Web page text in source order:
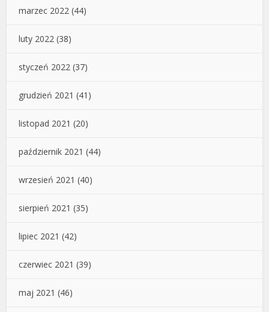
marzec 2022 (44)
luty 2022 (38)
styczeń 2022 (37)
grudzień 2021 (41)
listopad 2021 (20)
październik 2021 (44)
wrzesień 2021 (40)
sierpień 2021 (35)
lipiec 2021 (42)
czerwiec 2021 (39)
maj 2021 (46)